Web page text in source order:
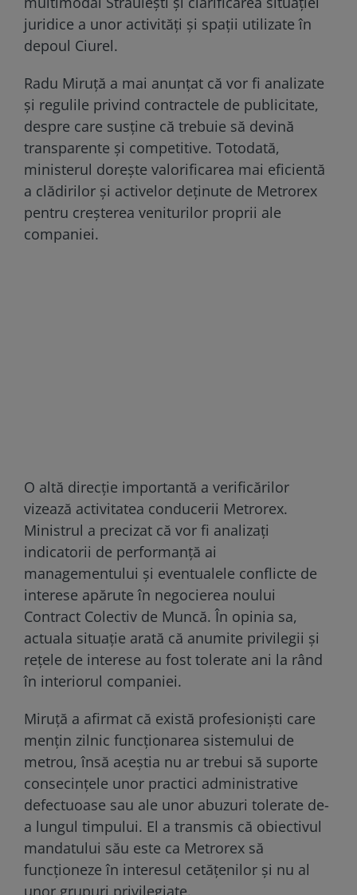
juridice a unor activități și spații utilizate în
depoul Ciurel.
Radu Miruță a mai anunțat că vor fi analizate
și regulile privind contractele de publicitate,
despre care susține că trebuie să devină
transparente și competitive. Totodată,
ministerul dorește valorificarea mai eficientă
a clădirilor și activelor deținute de Metrorex
pentru creșterea veniturilor proprii ale
companiei.
O altă direcție importantă a verificărilor
vizează activitatea conducerii Metrorex.
Ministrul a precizat că vor fi analizați
indicatorii de performanță ai
managementului și eventualele conflicte de
interese apărute în negocierea noului
Contract Colectiv de Muncă. În opinia sa,
actuala situație arată că anumite privilegii și
rețele de interese au fost tolerate ani la rând
în interiorul companiei.
Miruță a afirmat că există profesioniști care
mențin zilnic funcționarea sistemului de
metrou, însă aceștia nu ar trebui să suporte
consecințele unor practici administrative
defectuoase sau ale unor abuzuri tolerate de-
a lungul timpului. El a transmis că obiectivul
mandatului său este ca Metrorex să
funcționeze în interesul cetățenilor și nu al
unor grupuri privilegiate.